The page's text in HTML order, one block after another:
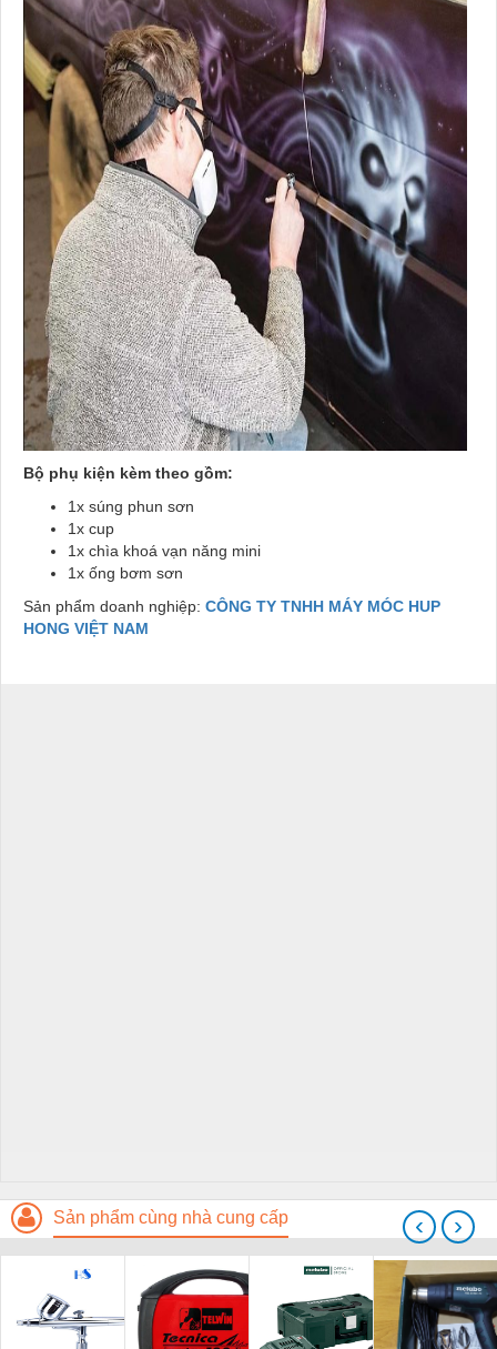
Bộ phụ kiện kèm theo gồm:
1x súng phun sơn
1x cup
1x chìa khoá vạn năng mini
1x ống bơm sơn
Sản phẩm doanh nghiệp: CÔNG TY TNHH MÁY MÓC HUP
HONG VIỆT NAM
Sản phẩm cùng nhà cung cấp ‹ ›